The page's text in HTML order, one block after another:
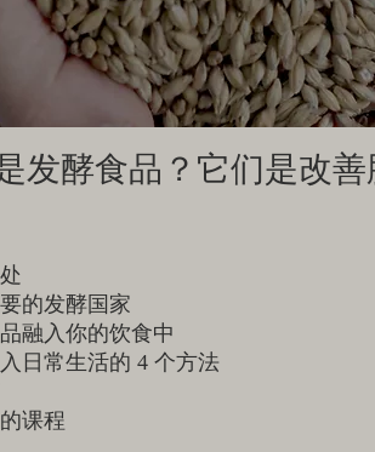
发酵食品？它们是改
的发酵国家
融入你的饮食中
日常生活的 4 个方法
课程